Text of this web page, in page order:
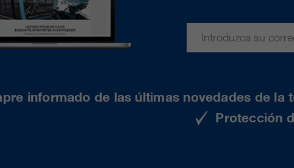
informado de las últimas novedades de la
Protección